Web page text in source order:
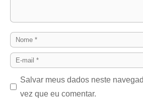
Nome
E-
Salvar meus dados neste
vez que eu comentar.